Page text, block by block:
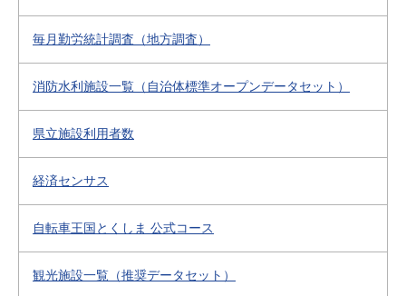
毎月勤労統計調査（地方調査）
消防水利施設一覧（自治体標準オープンデータセット）
県立施設利用者数
経済センサス
自転車王国とくしま 公式コース
観光施設一覧（推奨データセット）